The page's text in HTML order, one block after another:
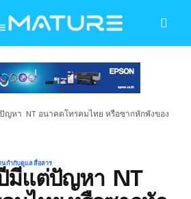
ญหา NT อนาคตโทรคมไทย หรือซากหักพังของ
กำกับดูแลสื่อสาร
มีแต่ปัญหา NT